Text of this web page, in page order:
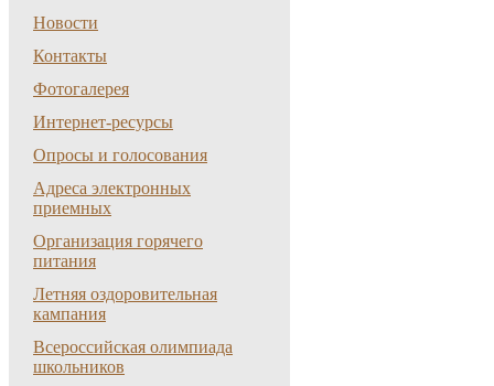
Новости
Контакты
Фотогалерея
Интернет-ресурсы
Опросы и голосования
Адреса электронных
приемных
Организация горячего
питания
Летняя оздоровительная
кампания
Всероссийская олимпиада
школьников